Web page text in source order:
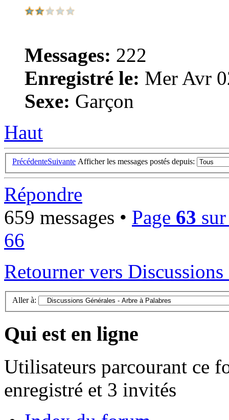
Messages: 222
Enregistré le: Mer Avr
Sexe: Garçon
Haut
PrécédenteSuivante Afficher les messages postés depuis:
Répondre
659 messages • Page 63
66
Retourner vers
Aller à:
Qui est en ligne
Utilisateurs parcourant ce
enregistré et 3 invités